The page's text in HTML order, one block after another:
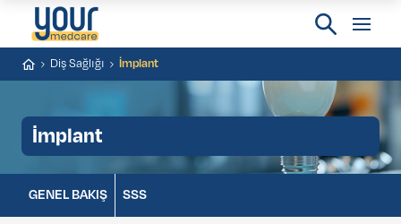
Diş Sağlığı İmplant
İmplant
GENEL BAKIŞ SSS